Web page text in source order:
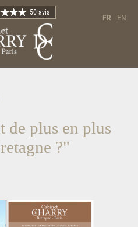
FR EN
50 avis
plus en plus
?"